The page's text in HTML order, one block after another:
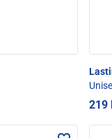
219